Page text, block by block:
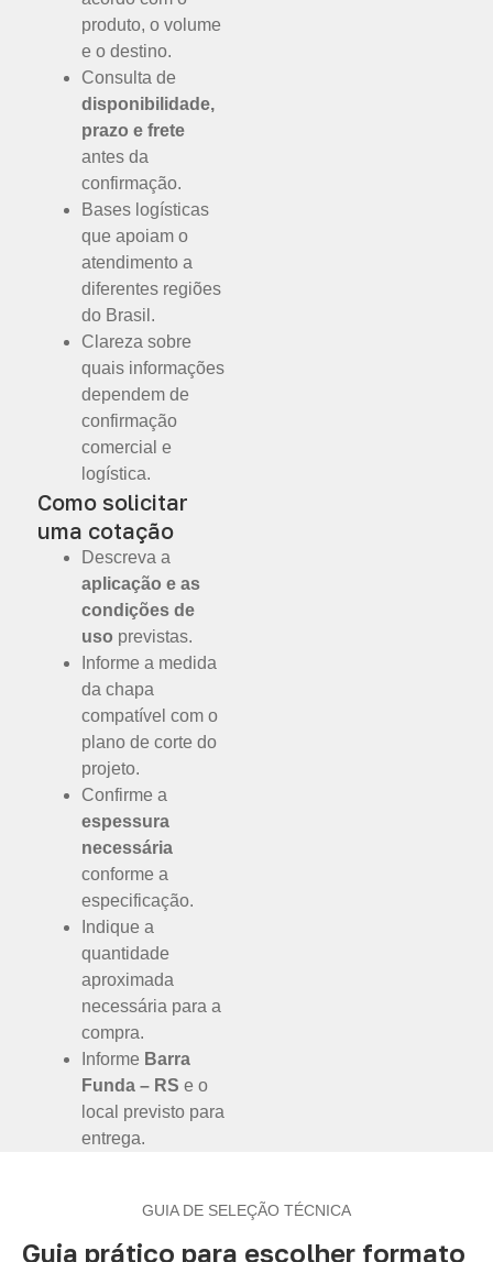
produto, o volume
e o destino.
Consulta de
disponibilidade,
prazo e frete
antes da
confirmação.
Bases logísticas
que apoiam o
atendimento a
diferentes regiões
do Brasil.
Clareza sobre
quais informações
dependem de
confirmação
comercial e
logística.
Como solicitar
uma cotação
Descreva a
aplicação e as
condições de
uso previstas.
Informe a medida
da chapa
compatível com o
plano de corte do
projeto.
Confirme a
espessura
necessária
conforme a
especificação.
Indique a
quantidade
aproximada
necessária para a
compra.
Informe Barra
Funda – RS e o
local previsto para
entrega.
GUIA DE SELEÇÃO TÉCNICA
Guia prático para escolher formato